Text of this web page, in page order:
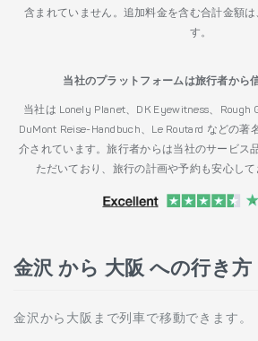
含まれていません。追加料金を含む合計金額は
す。
当社のプラットフォームは旅行者から
当社は Lonely Planet、DK Eyewitness、Rough
DuMont Reise-Handbuch、Le Routard などの著
介されています。旅行者からは当社のサービス
ただいており、旅行の計画や予約も安心して
金沢 から 大阪 への行き方
金沢から大阪まで列車で移動できます。